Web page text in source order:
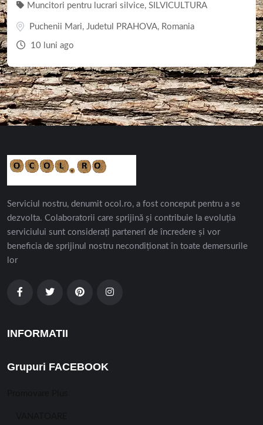
Muncitori pentru lucrari silvice, SILVICULTURA
Puchenii Mari, Judetul PRAHOVA, Romania
10 luni ago
Serviciul nostru, denumit ocol.ro, a fost conceput pentru a se
dezvolta. Colaboratorii care sprijină și contribuie la evoluția
serviciului sunt considerați parteneri de încredere și vor
beneficia de sprijinul nostru necondiționat în toate demersurile
lor
INFORMATII
Grupuri FACEBOOK